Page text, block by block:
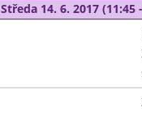
Středa 14. 6. 2017 (11:45